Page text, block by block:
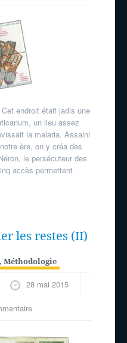
endroit était jadis une
un lieu assez
la malaria. Assaini
ère, on y créa des
le persécuteur des
accès permettent
les restes (II)
, Méthodologie
28 mai 2015